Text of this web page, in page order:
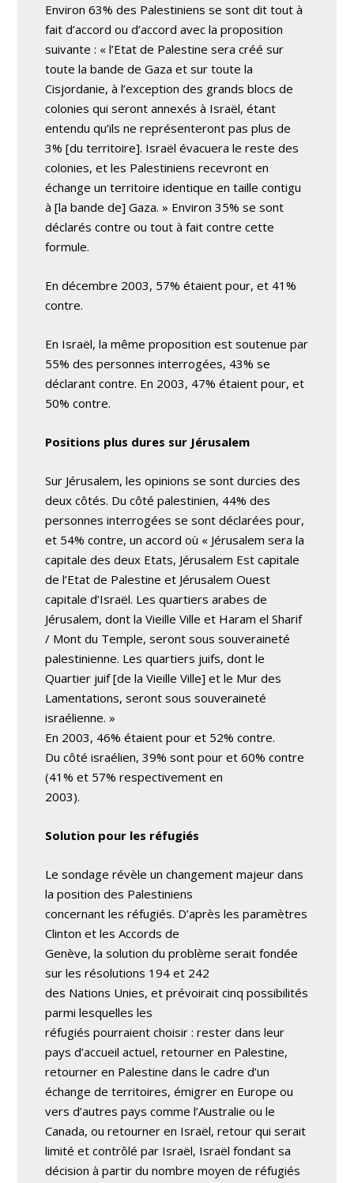
Environ 63% des Palestiniens se sont dit tout à
fait d’accord ou d’accord avec la proposition
suivante : « l’Etat de Palestine sera créé sur
toute la bande de Gaza et sur toute la
Cisjordanie, à l’exception des grands blocs de
colonies qui seront annexés à Israël, étant
entendu qu’ils ne représenteront pas plus de
3% [du territoire]. Israël évacuera le reste des
colonies, et les Palestiniens recevront en
échange un territoire identique en taille contigu
à [la bande de] Gaza. » Environ 35% se sont
déclarés contre ou tout à fait contre cette
formule.
En décembre 2003, 57% étaient pour, et 41%
contre.
En Israël, la même proposition est soutenue par
55% des personnes interrogées, 43% se
déclarant contre. En 2003, 47% étaient pour, et
50% contre.
Positions plus dures sur Jérusalem
Sur Jérusalem, les opinions se sont durcies des
deux côtés. Du côté palestinien, 44% des
personnes interrogées se sont déclarées pour,
et 54% contre, un accord où « Jérusalem sera la
capitale des deux Etats, Jérusalem Est capitale
de l’Etat de Palestine et Jérusalem Ouest
capitale d’Israël. Les quartiers arabes de
Jérusalem, dont la Vieille Ville et Haram el Sharif
/ Mont du Temple, seront sous souveraineté
palestinienne. Les quartiers juifs, dont le
Quartier juif [de la Vieille Ville] et le Mur des
Lamentations, seront sous souveraineté
israélienne. »
En 2003, 46% étaient pour et 52% contre.
Du côté israélien, 39% sont pour et 60% contre
(41% et 57% respectivement en
2003).
Solution pour les réfugiés
Le sondage révèle un changement majeur dans
la position des Palestiniens
concernant les réfugiés. D’après les paramètres
Clinton et les Accords de
Genève, la solution du problème serait fondée
sur les résolutions 194 et 242
des Nations Unies, et prévoirait cinq possibilités
parmi lesquelles les
réfugiés pourraient choisir : rester dans leur
pays d’accueil actuel, retourner en Palestine,
retourner en Palestine dans le cadre d’un
échange de territoires, émigrer en Europe ou
vers d’autres pays comme l’Australie ou le
Canada, ou retourner en Israël, retour qui serait
limité et contrôlé par Israël, Israël fondant sa
décision à partir du nombre moyen de réfugiés